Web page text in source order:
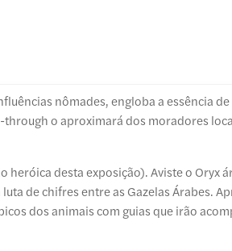
nômades, engloba a essência
through o aproximará dos moradores
heróica desta exposição). Aviste o Oryx
de chifres entre as Gazelas Árabes.
dos animais com guias que irão